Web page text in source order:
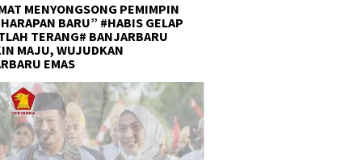
MENYONGSONG PEMIMPIN
BARU” #HABIS GELAP
TERANG# BANJARBARU
MAJU, WUJUDKAN
EMAS